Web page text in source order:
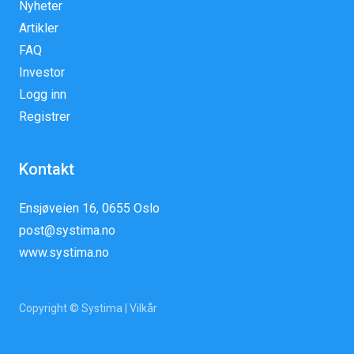
Nyheter
Artikler
FAQ
Investor
Logg inn
Registrer
Kontakt
Ensjøveien 16, 0655 Oslo
post@systima.no
www.systima.no
Copyright © Systima | Vilkår